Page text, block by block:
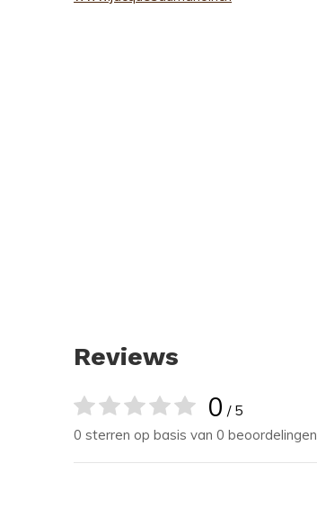
Reviews
0 / 5
0 sterren op basis van 0 beoordelingen